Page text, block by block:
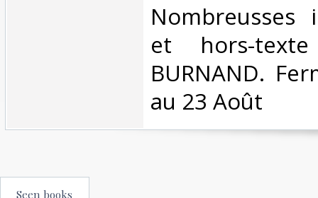
et hors-
BURNAND.
au 23 Août‎
Seen books